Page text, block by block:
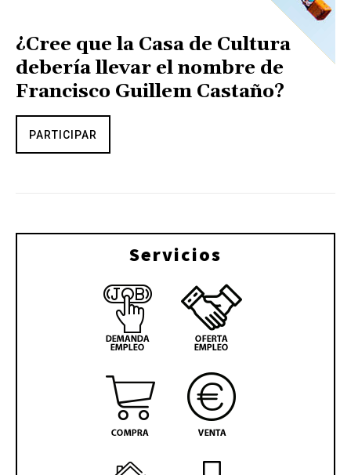
¿Cree que la Casa de Cultura
debería llevar el nombre de
Francisco Guillem Castaño?
PARTICIPAR
Servicios